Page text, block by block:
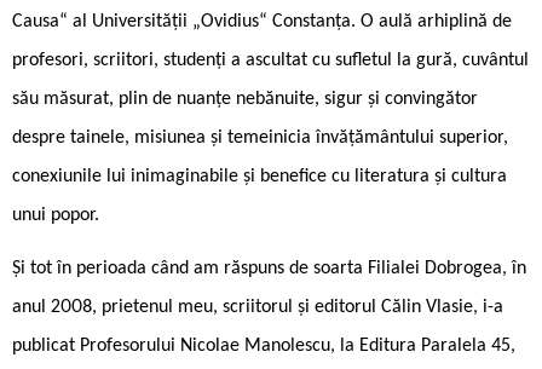
Causa“ al Universității „Ovidius“ Constanța. O aulă arhiplină de
profesori, scriitori, studenți a ascultat cu sufletul la gură, cuvântul
său măsurat, plin de nuanțe nebănuite, sigur și convingător
despre tainele, misiunea și temeinicia învățământului superior,
conexiunile lui inimaginabile și benefice cu literatura și cultura
unui popor.
Și tot în perioada când am răspuns de soarta Filialei Dobrogea, în
anul 2008, prietenul meu, scriitorul și editorul Călin Vlasie, i-a
publicat Profesorului Nicolae Manolescu, la Editura Paralela 45,